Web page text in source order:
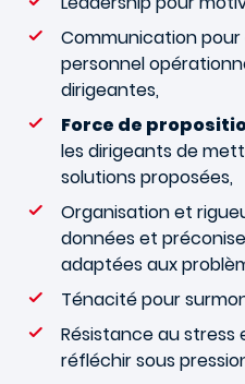
Communication
personnel
dirigeantes,
Force de
les dirigeants de
solutions proposées,
Organisation et
données et
adaptées aux
Ténacité pour
Résistance au
réfléchir sous